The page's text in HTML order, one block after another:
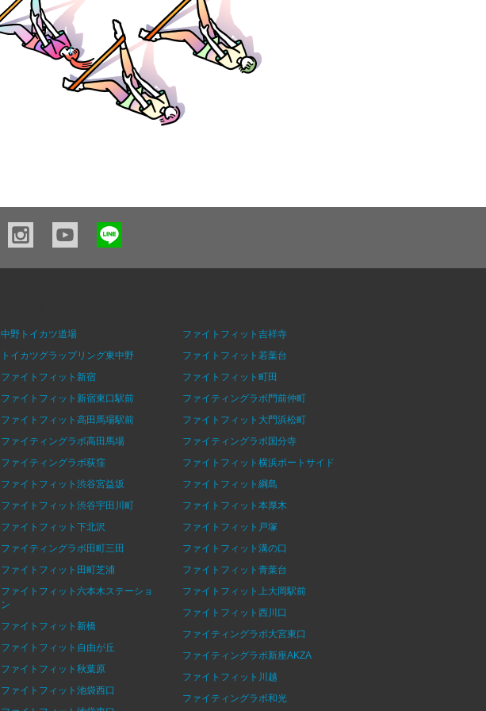
中野トイカツ道場
トイカツグラップリング東中野
ファイトフィット新宿
ファイトフィット新宿東口駅前
ファイトフィット高田馬場駅前
ファイティングラボ高田馬場
ファイティングラボ荻窪
ファイトフィット渋谷宮益坂
ファイトフィット渋谷宇田川町
ファイトフィット下北沢
ファイティングラボ田町三田
ファイトフィット田町芝浦
ファイトフィット六本木ステーショ
ン
ファイトフィット新橋
ファイトフィット自由が丘
ファイトフィット秋葉原
ファイトフィット池袋西口
ファイトフィット吉祥寺
ファイトフィット若葉台
ファイトフィット町田
ファイティングラボ門前仲町
ファイトフィット大門浜松町
ファイティングラボ国分寺
ファイトフィット横浜ポートサイド
ファイトフィット綱島
ファイトフィット本厚木
ファイトフィット戸塚
ファイトフィット溝の口
ファイトフィット青葉台
ファイトフィット上大岡駅前
ファイトフィット西川口
ファイティングラボ大宮東口
ファイティングラボ新座AKZA
ファイトフィット川越
ファイティングラボ和光